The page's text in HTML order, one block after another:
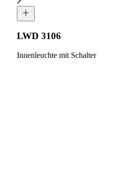
LWD 3106
Innenleuchte mit Schalter